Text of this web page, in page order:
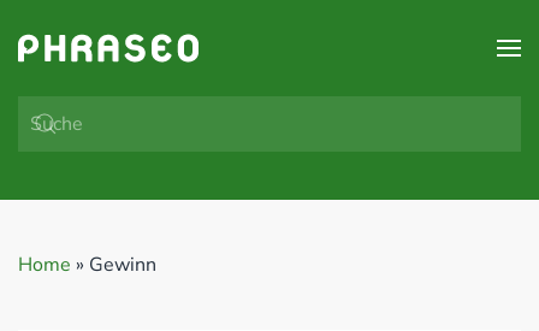
Zum Hauptinhalt springen
Home » Gewinn